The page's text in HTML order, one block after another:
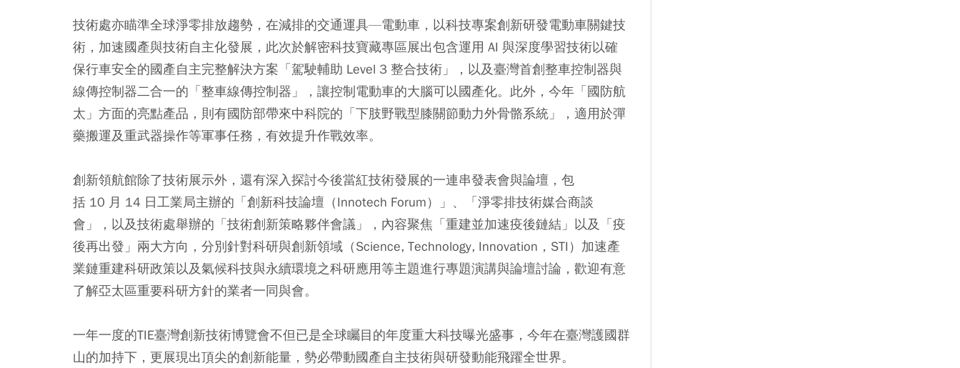
技術處亦瞄準全球淨零排放趨勢，在減排的交通運具—電動車，以科技專案創新研發電動車關鍵技
術，加速國產與技術自主化發展，此次於解密科技寶藏專區展出包含運用 AI 與深度學習技術以確
保行車安全的國產自主完整解決方案「駕駛輔助 Level 3 整合技術」，以及臺灣首創整車控制器與
線傳控制器二合一的「整車線傳控制器」，讓控制電動車的大腦可以國產化。此外，今年「國防航
太」方面的亮點產品，則有國防部帶來中科院的「下肢野戰型膝關節動力外骨骼系統」，適用於彈
藥搬運及重武器操作等軍事任務，有效提升作戰效率。
創新領航館除了技術展示外，還有深入探討今後當紅技術發展的一連串發表會與論壇，包
括 10 月 14 日工業局主辦的「創新科技論壇（Innotech Forum）」、「淨零排技術媒合商談
會」，以及技術處舉辦的「技術創新策略夥伴會議」，內容聚焦「重建並加速疫後鏈結」以及「疫
後再出發」兩大方向，分別針對科研與創新領域（Science, Technology, Innovation，STI）加速產
業鏈重建科研政策以及氣候科技與永續環境之科研應用等主題進行專題演講與論壇討論，歡迎有意
了解亞太區重要科研方針的業者一同與會。
一年一度的TIE臺灣創新技術博覽會不但已是全球矚目的年度重大科技曝光盛事，今年在臺灣護國群
山的加持下，更展現出頂尖的創新能量，勢必帶動國產自主技術與研發動能飛躍全世界。